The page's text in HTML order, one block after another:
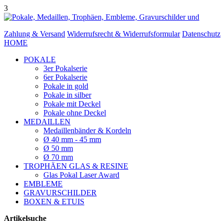
3
Zahlung & Versand Widerrufsrecht & Widerrufsformular Datenschutz
HOME
POKALE
3er Pokalserie
6er Pokalserie
Pokale in gold
Pokale in silber
Pokale mit Deckel
Pokale ohne Deckel
MEDAILLEN
Medaillenbänder & Kordeln
Ø 40 mm - 45 mm
Ø 50 mm
Ø 70 mm
TROPHÄEN GLAS & RESINE
Glas Pokal Laser Award
EMBLEME
GRAVURSCHILDER
BOXEN & ETUIS
Artikelsuche